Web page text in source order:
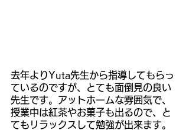
去年よりYuta先生から指導してもらっ
ているのですが、とても面倒見の良い
先生です。アットホームな雰囲気で、
授業中は紅茶やお菓子も出るので、と
てもリラックスして勉強が出来ます。